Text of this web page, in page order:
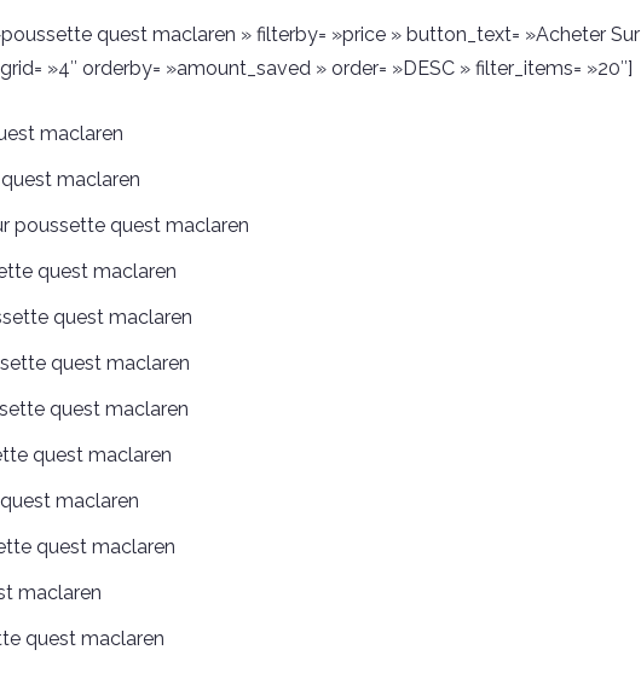
quest maclaren » filterby= »price » button_text= »Acheter Sur
»4″ orderby= »amount_saved » order= »DESC » filter_items= »20″]
maclaren
maclaren
poussette quest maclaren
quest maclaren
quest maclaren
quest maclaren
quest maclaren
quest maclaren
maclaren
quest maclaren
maclaren
quest maclaren